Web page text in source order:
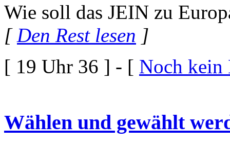
Wie soll das JEIN zu
[Den Rest lesen ]
[ 19 Uhr 36 ] - [ Noch kein
Wählen und gewählt